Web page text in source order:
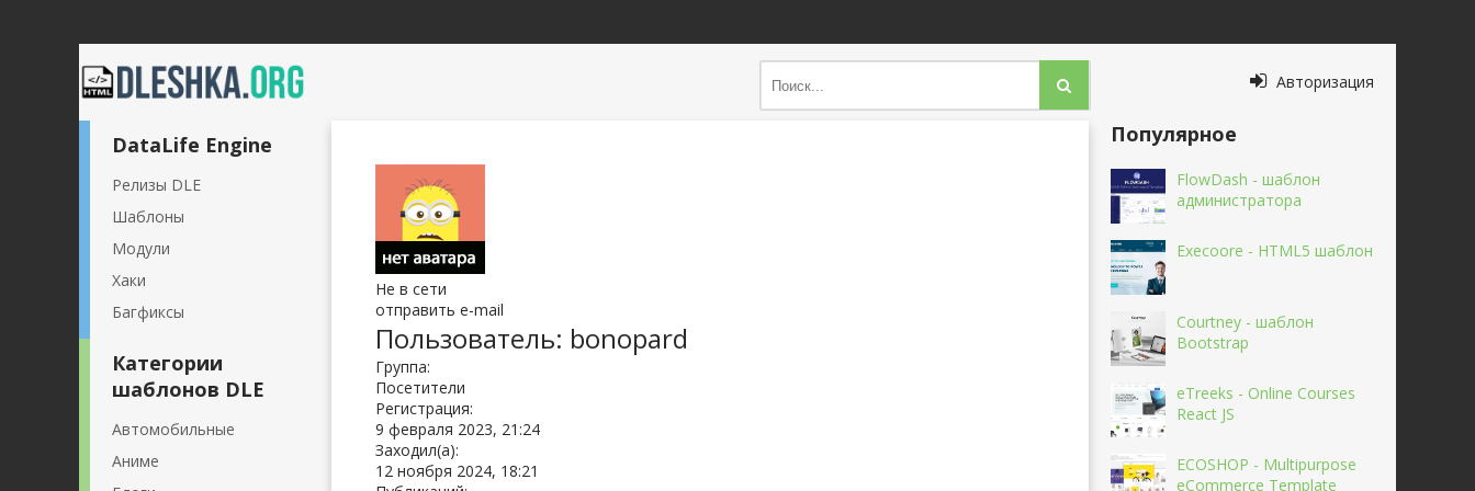
Авторизация
Не в сети
отправить e-mail
Пользователь: bonopard
Группа:
Посетители
Регистрация:
9 февраля 2023, 21:24
Заходил(а):
12 ноября 2024, 18:21
DataLife Engine
Релизы DLE
Шаблоны
Модули
Хаки
Багфиксы
Категории
шаблонов DLE
Автомобильные
Аниме
Популярное
FlowDash - шаблон
администратора
Execoore - HTML5 шаблон
Courtney - шаблон
Bootstrap
eTreeks - Online Courses
React JS
ECOSHOP - Multipurpose
eCommerce Template